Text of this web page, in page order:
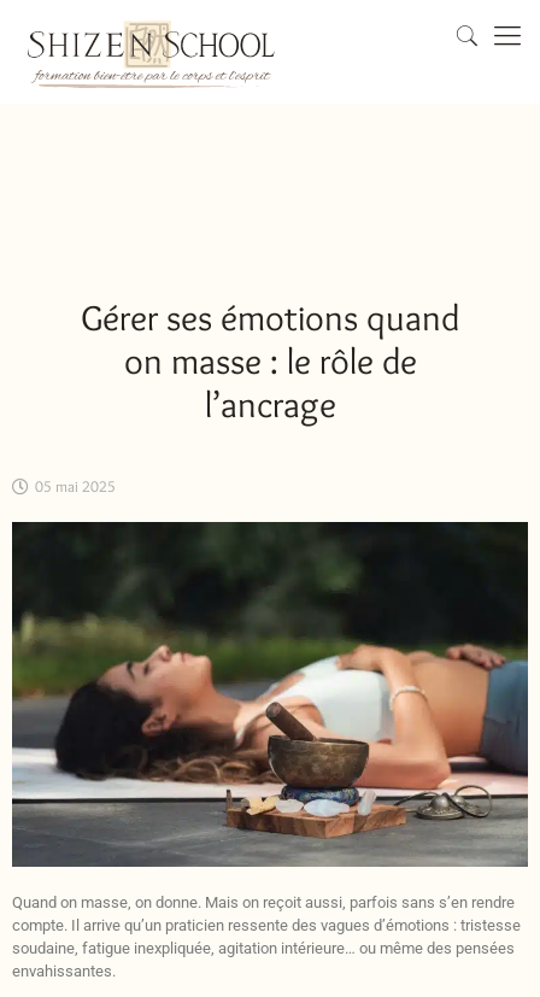
Gérer ses émotions quand
on masse : le rôle de
l’ancrage
05 mai 2025
Quand on masse, on donne. Mais on reçoit aussi, parfois sans s’en rendre
compte. Il arrive qu’un praticien ressente des vagues d’émotions : tristesse
soudaine, fatigue inexpliquée, agitation intérieure… ou même des pensées
envahissantes.